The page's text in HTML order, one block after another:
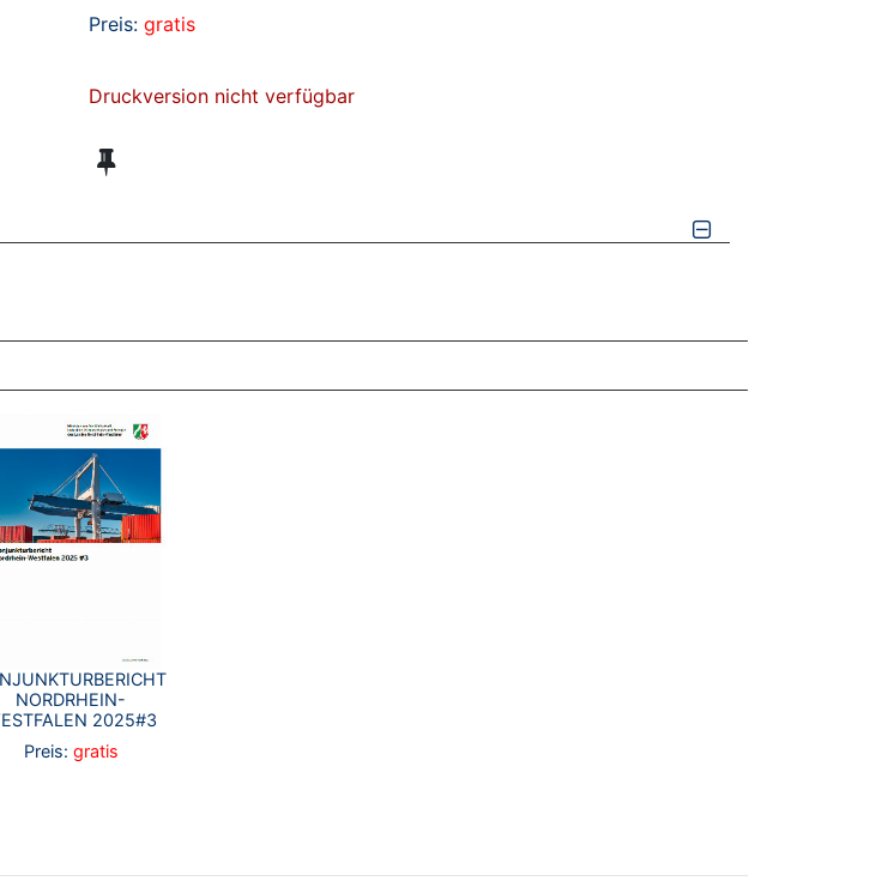
Preis: gratis
Druckversion nicht verfügbar
NORDRHEIN-
2025#3
Preis: gratis